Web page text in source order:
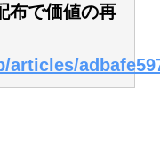
で価値の再